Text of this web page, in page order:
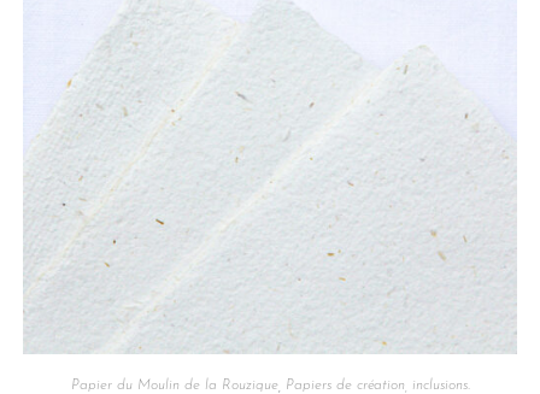
Papier du Moulin de la Rouzique, Papiers de création, inclusions.